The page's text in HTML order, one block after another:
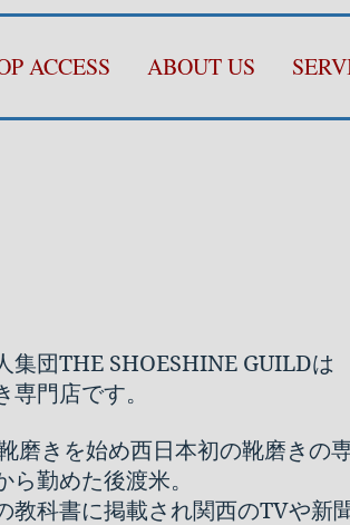
ACCESS ABOUT US
集団THE SHOESHINE GUILDは
門店です。
磨きを始め西日本初の靴磨きの
ら勤めた後渡米。
教科書に掲載され関西のTVや新